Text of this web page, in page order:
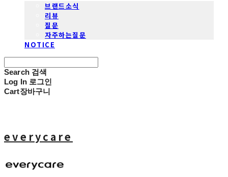
브랜드소식
리뷰
질문
자주하는질문
NOTICE
Search 검색
Log In 로그인
Cart장바구니
everycare